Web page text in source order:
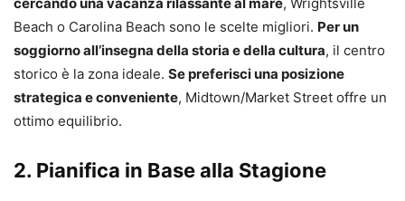
Beach o Carolina Beach sono le scelte migliori. Per un
soggiorno all’insegna della storia e della cultura, il centro
storico è la zona ideale. Se preferisci una posizione
strategica e conveniente, Midtown/Market Street offre un
ottimo equilibrio.
2. Pianifica in Base alla Stagione